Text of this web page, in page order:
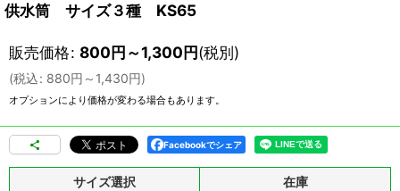
供水筒 サイズ３種 KS65
販売価格: 800円～1,300円(税別)
(税込: 880円 ～1,430円)
オプションにより価格が変わる場合もあります。
Facebookでシェア
サイズ選択
在庫